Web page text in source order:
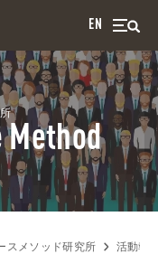
EN
Method
スメソッド研究所 活動報